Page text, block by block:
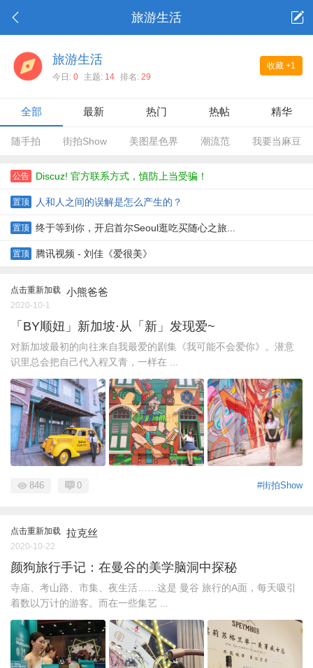
旅游生活
收藏 +1
旅游生活
今日: 0 主题: 14 排名: 29
全部 最新 热门 热帖 精华
随手拍 街拍Show 美图星色界 潮流范 我要当麻豆
公告 Discuz! 官方联系方式，慎防上当受骗！
置顶 人和人之间的误解是怎么产生的？
置顶 终于等到你，开启首尔Seoul逛吃买随心之旅...
置顶 腾讯视频 - 刘佳《爱很美》
点击重新加载 小熊爸爸
2020-10-1
「BY顺妞」新加坡·从「新」发现爱~
对新加坡最初的向往来自我最爱的剧集《我可能不会爱你》。潜意
识里总会把自己代入程又青，一样在 ...
#街拍Show
846 0
点击重新加载 拉克丝
2020-10-22
颜狗旅行手记：在曼谷的美学脑洞中探秘
寺庙、考山路、市集、夜生活……这是 曼谷 旅行的A面，每天吸引
着数以万计的游客。而在一些集艺 ...